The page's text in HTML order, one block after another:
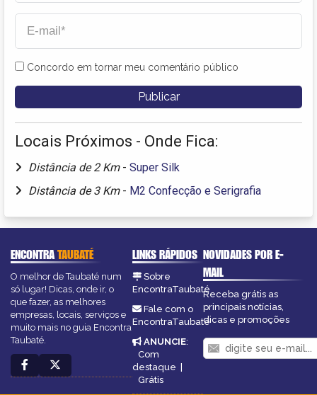
Concordo em tornar meu comentário público
Locais Próximos - Onde Fica:
Distância de 2 Km - Super Silk
Distância de 3 Km - M2 Confecção e Serigrafia
ENCONTRATAUBATÉ
O melhor de Taubaté num
só lugar! Dicas, onde ir, o
que fazer, as melhores
empresas, locais, serviços e
muito mais no guia Encontra
Taubaté.
LINKS RÁPIDOS
Sobre
EncontraTaubaté
Fale com o
EncontraTaubaté
ANUNCIE:
Com
destaque |
Grátis
NOVIDADES POR E-
MAIL
Receba grátis as
principais notícias,
dicas e promoções